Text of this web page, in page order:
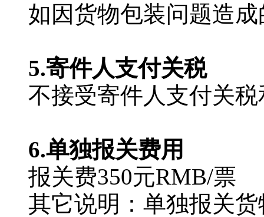
如因货物包装问题造
5.寄件人支付关税
不接受寄件人支付关
6.单独报关费用
报关费350元RMB/票
其它说明：单独报关